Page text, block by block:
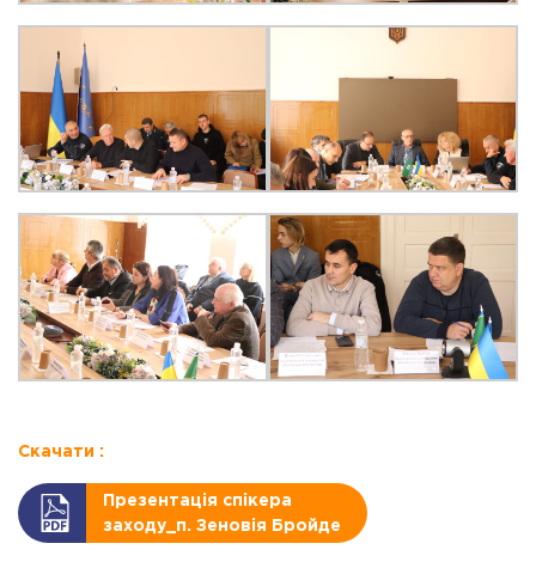
Скачати :
Презентація спікера
заходу_п. Зеновія Бройде